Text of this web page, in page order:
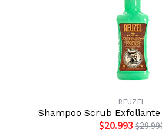
REUZEL
Shampoo Scrub
$20.993